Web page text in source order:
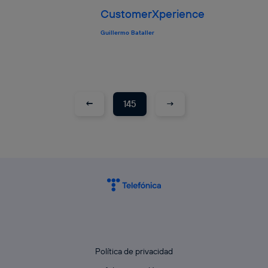
CustomerXperience
Guillermo Bataller
← 145 →
Política de privacidad